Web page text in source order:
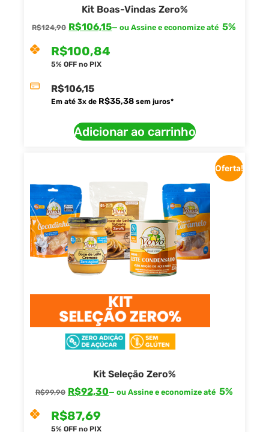
Kit Boas-Vindas Zero%
R$124,90 R$106,15— ou Assine e economize até 5%
R$100,84
5% OFF no PIX
R$106,15
Em até 3x de R$35,38 sem juros*
Adicionar ao carrinho
Oferta!
Kit Seleção Zero%
R$99,90 R$92,30— ou Assine e economize até 5%
R$87,69
5% OFF no PIX